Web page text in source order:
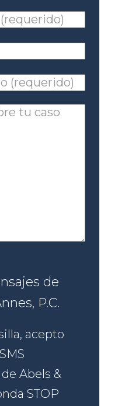
de
P.C.
acepto
Abels &
STOP